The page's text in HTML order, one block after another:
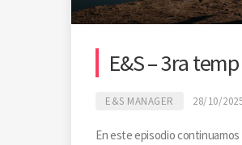
E&S – 3ra
E&S MANAGER 28/10/
En este episodio